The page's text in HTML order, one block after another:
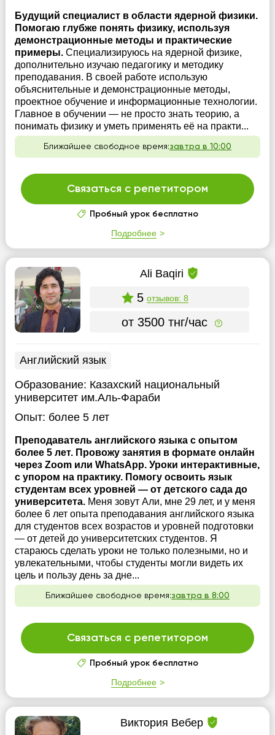
Будущий специалист в области ядерной физики.
Помогаю глубже понять физику, используя
демонстрационные методы и практические
примеры. Специализируюсь на ядерной физике,
дополнительно изучаю педагогику и методику
преподавания. В своей работе использую
объяснительные и демонстрационные методы,
проектное обучение и информационные технологии.
Главное в обучении — не просто знать теорию, а
понимать физику и уметь применять её на практи...
Ближайшее свободное время:завтра в 10:00
Связаться с репетитором
Пробный урок бесплатно
Подробнее
Ali Baqiri
5 отзывов: 8
от 3500 тнг/час
Английский язык
Образование: Казахский национальный
университет им.Аль-Фараби
Опыт: более 5 лет
Преподаватель английского языка с опытом
более 5 лет. Провожу занятия в формате онлайн
через Zoom или WhatsApp. Уроки интерактивные,
с упором на практику. Помогу освоить язык
студентам всех уровней — от детского сада до
университета. Меня зовут Али, мне 29 лет, и у меня
более 6 лет опыта преподавания английского языка
для студентов всех возрастов и уровней подготовки
— от детей до университетских студентов. Я
стараюсь сделать уроки не только полезными, но и
увлекательными, чтобы студенты могли видеть их
цель и пользу день за дне...
Ближайшее свободное время:завтра в 8:00
Связаться с репетитором
Пробный урок бесплатно
Подробнее
Виктория Вебер